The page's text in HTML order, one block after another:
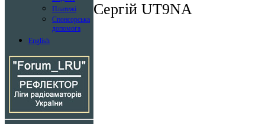
Платежі
Спонсорська
допомога
English
Сергій UT9NA